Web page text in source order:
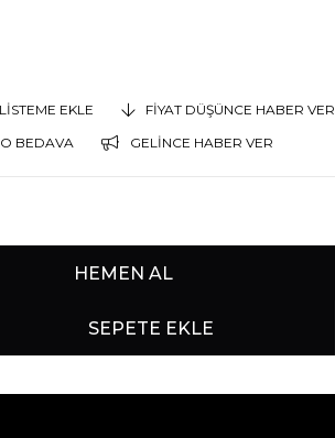
EKLE
FIYAT DÜŞÜNCE HABER VER
BEDAVA
GELINCE HABER VER